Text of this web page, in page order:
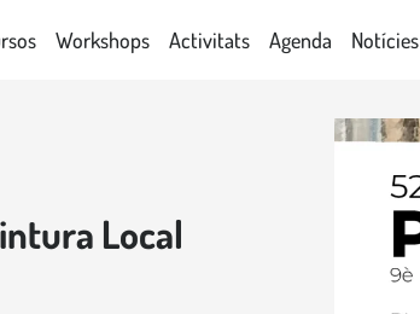
Workshops Activitats Agenda Notícies
Local